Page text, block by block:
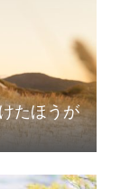
たほうが